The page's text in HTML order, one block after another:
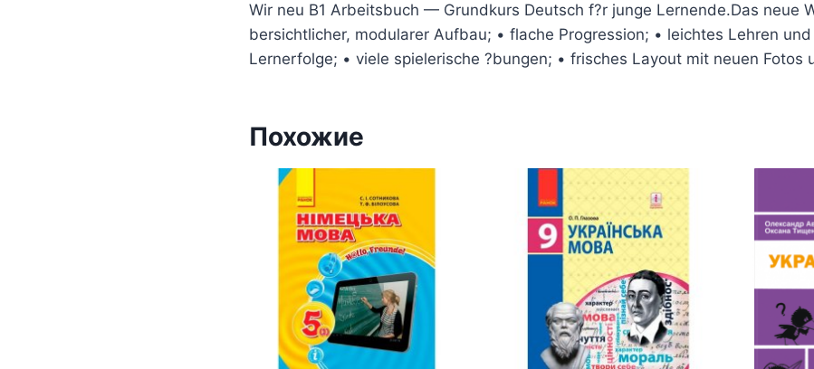
Wir neu B1 Arbeitsbuch — Grundkurs Deutsch f?r junge Lernende.Das neue
bersichtlicher, modularer Aufbau; • flache Progression; • leichtes Lehren
Lernerfolge; • viele spielerische ?bungen; • frisches Layout mit neuen Fotos
Похожие